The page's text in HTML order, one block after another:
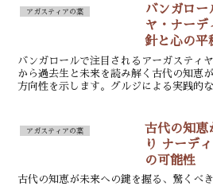
アガスティアの葉
バンガロー
ヤ・ナーデ
針と心の平
恵
バンガロールで注目されるアーガスティ
から過去生と未来を読み解く古代の知恵
方向性を示します。グルジによる実践的
アガスティアの葉
古代の知恵
り ナーデ
の可能性
古代の知恵が未来への鍵を握る、驚くべ